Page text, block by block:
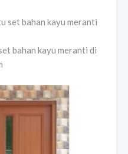
bahan kayu meranti di